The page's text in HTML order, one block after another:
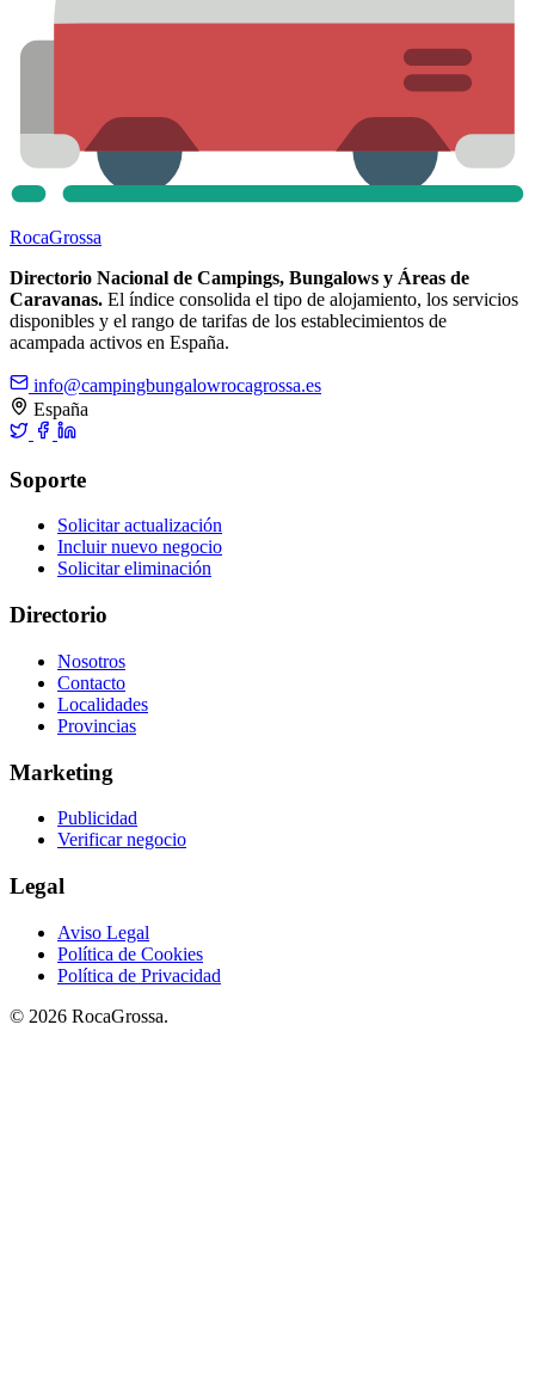
RocaGrossa
Directorio Nacional de Campings, Bungalows y Áreas de
Caravanas. El índice consolida el tipo de alojamiento, los servicios
disponibles y el rango de tarifas de los establecimientos de
acampada activos en España.
info@campingbungalowrocagrossa.es
España
Soporte
Solicitar actualización
Incluir nuevo negocio
Solicitar eliminación
Directorio
Nosotros
Contacto
Localidades
Provincias
Marketing
Publicidad
Verificar negocio
Legal
Aviso Legal
Política de Cookies
Política de Privacidad
© 2026 RocaGrossa.